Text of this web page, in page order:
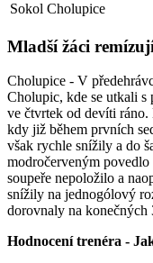
Sokol Cholupice
Mladší žáci
Cholupice - V
Cholupic, kde se utkali s
ve čtvrtek od devíti
kdy již během prvních
však rychle snížily a do
modročerveným
soupeře nepoložilo a
snížily na jednogólový
dorovnaly na konečných
Hodnocení trenéra -